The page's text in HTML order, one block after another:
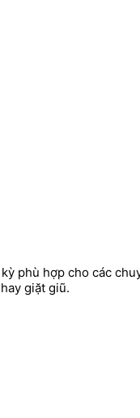
phù hợp cho các
giặt giũ.